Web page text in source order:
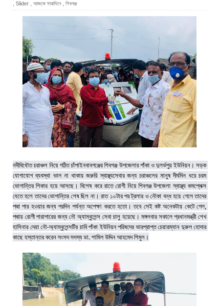
Slider আজকে সারাদিনে শিবগঞ্জ
নদীবিধৌত চরাঞ্চল নিয়ে গঠিত চাঁপাইনবাবগঞ্জের শিবগঞ্জ উপজেলার পাঁকা ও দুলর্ভপুর ইউনিয়ন। সড়ক
যোগাযোগ ব্যবস্থা ভাল না থাকায় জরুরি স্বাস্থ্যসেবার জন্য চরাঞ্চলের মানুষ দীর্ঘদিন ধরে চরম
ভোগান্তির শিকার হয়ে আসছে। বিশেষ করে রাতে রোগী নিয়ে শিবগঞ্জ উপজেলা স্বাস্থ্য কমপ্লেক্স
যেতে হলে তাদের ভোগান্তির শেষ ছিল না। রাত ১০টার পর ট্রলার ও নৌকা বন্ধ হয়ে গেলে তাদের
পদ্মা পার হওয়ার জন্য পরদিন পর্যন্ত অপেক্ষা করতে হতো। তবে সেই কষ্ট অনেকটায় কেটে গেল,
পদ্মায় রোগী পারাপারের জন্য নৌ অ্যাম্বুলেন্স সেবা চালু হয়েছে। মঙ্গলবার সকালে প্রধানমন্ত্রী শেখ
হাসিনার দেয়া নৌ-অ্যাম্বুলেন্সটির চাবি পাঁকা ইউনিয়ন পরিষদের ভারপ্রাপ্ত চেয়ারম্যান দুরুল হোদার
কাছে হস্তান্তর করেন সংসদ সদস্য ডা. শামিল উদ্দিন আহমেদ শিমুল।